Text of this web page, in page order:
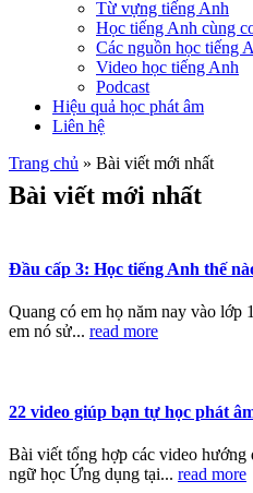
Từ vựng tiếng Anh
Học tiếng Anh cùng
Các nguồn học tiếng
Video học tiếng Anh
Podcast
Hiệu quả học phát âm
Liên hệ
Trang chủ » Bài viết mới nhất
Bài viết mới nhất
Đầu cấp 3: Học tiếng Anh thế
Quang có em họ năm nay vào lớp
em nó sử... read more
22 video giúp bạn tự học phát
Bài viết tổng hợp các video hướng
ngữ học Ứng dụng tại... read more